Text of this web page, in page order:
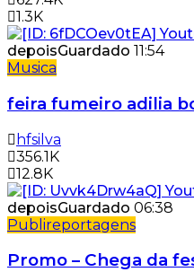
1.3K
depoisGuardado 11:54
Musica
feira fumeiro adilia
hfsilva
356.1K
12.8K
depoisGuardado 06:38
Publireportagens
Promo – Chega da